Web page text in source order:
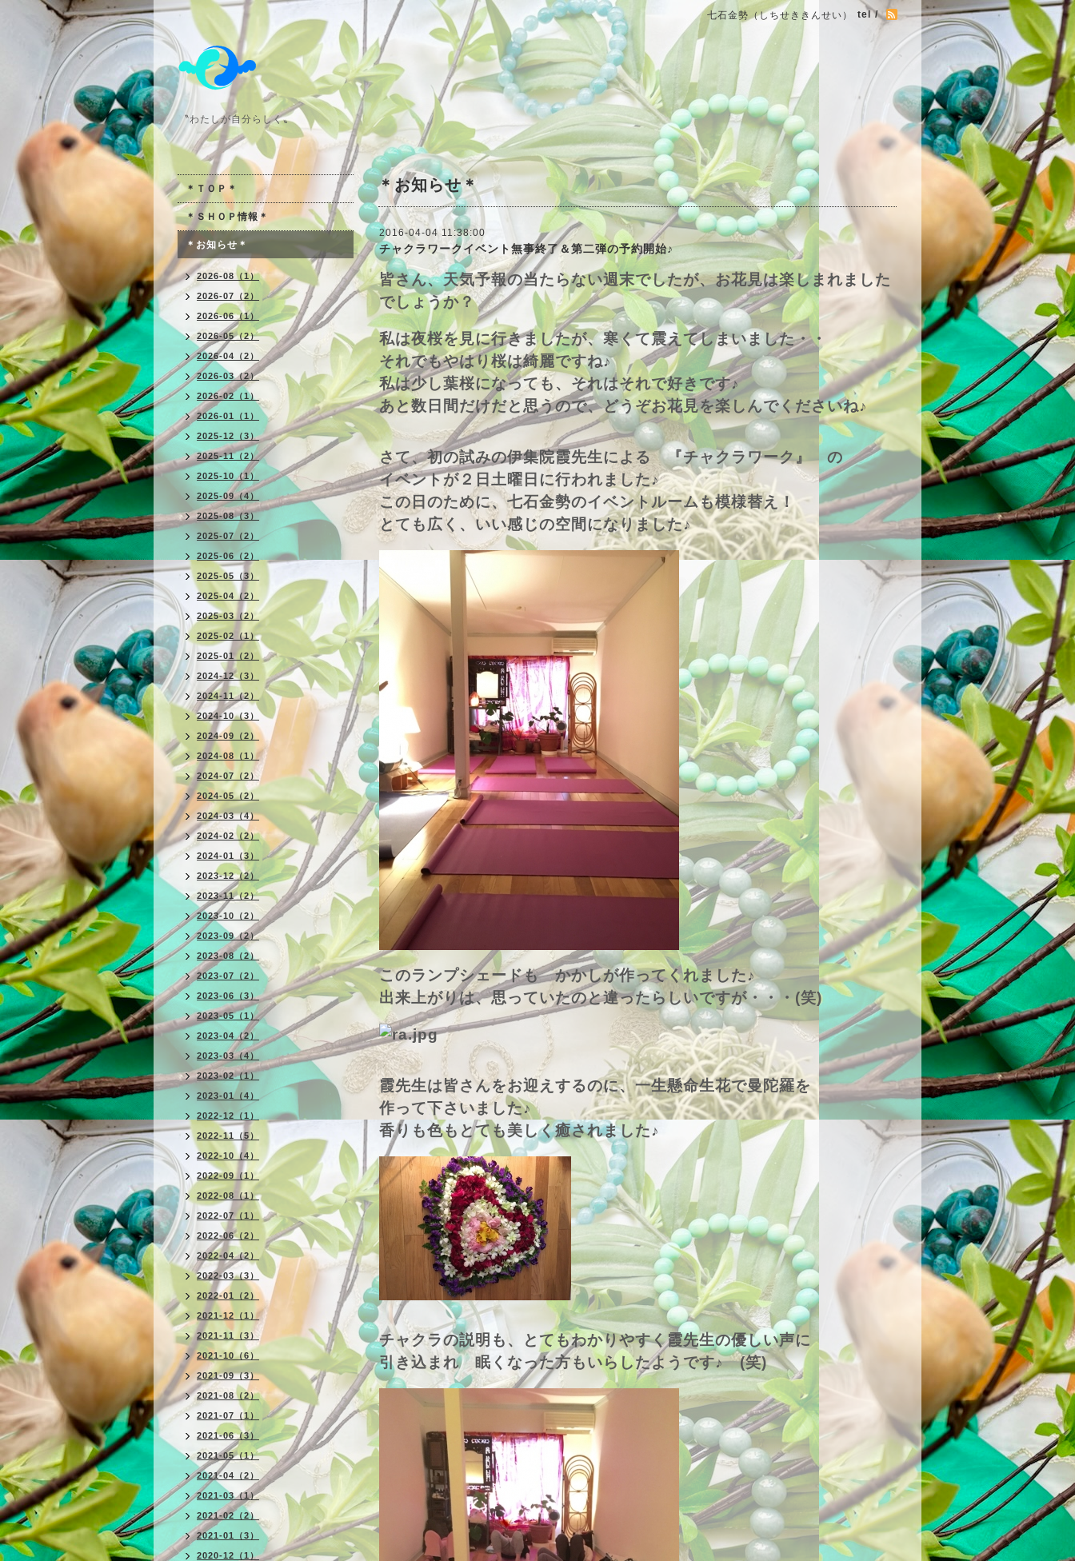
七石金勢（しちせききんせい） tel /
〝わたしが自分らしく〟
＊お知らせ＊
2016-04-04 11:38:00
チャクラワークイベント無事終了＆第二弾の予約開始♪
皆さん、天気予報の当たらない週末でしたが、お花見は楽しまれました
でしょうか？
私は夜桜を見に行きましたが、寒くて震えてしまいました・・
それでもやはり桜は綺麗ですね♪
私は少し葉桜になっても、それはそれで好きです♪
あと数日間だけだと思うので、どうぞお花見を楽しんでくださいね♪
さて、初の試みの伊集院霞先生による 『チャクラワーク』 の
イベントが２日土曜日に行われました♪
この日のために、七石金勢のイベントルームも模様替え！
とても広く、いい感じの空間になりました♪
このランプシェードもかかしが作ってくれました♪
出来上がりは、思っていたのと違ったらしいですが・・・(笑)
霞先生は皆さんをお迎えするのに、一生懸命生花で曼陀羅を
作って下さいました♪
香りも色もとても美しく癒されました♪
チャクラの説明も、とてもわかりやすく霞先生の優しい声に
引き込まれ 眠くなった方もいらしたようです♪ (笑)
＊ＴＯＰ＊
＊ＳＨＯＰ情報＊
＊お知らせ＊
2026-08（1）
2026-07（2）
2026-06（1）
2026-05（2）
2026-04（2）
2026-03（2）
2026-02（1）
2026-01（1）
2025-12（3）
2025-11（2）
2025-10（1）
2025-09（4）
2025-08（3）
2025-07（2）
2025-06（2）
2025-05（3）
2025-04（2）
2025-03（2）
2025-02（1）
2025-01（2）
2024-12（3）
2024-11（2）
2024-10（3）
2024-09（2）
2024-08（1）
2024-07（2）
2024-05（2）
2024-03（4）
2024-02（2）
2024-01（3）
2023-12（2）
2023-11（2）
2023-10（2）
2023-09（2）
2023-08（2）
2023-07（2）
2023-06（3）
2023-05（1）
2023-04（2）
2023-03（4）
2023-02（1）
2023-01（4）
2022-12（1）
2022-11（5）
2022-10（4）
2022-09（1）
2022-08（1）
2022-07（1）
2022-06（2）
2022-04（2）
2022-03（3）
2022-01（2）
2021-12（1）
2021-11（3）
2021-10（6）
2021-09（3）
2021-08（2）
2021-07（1）
2021-06（3）
2021-05（1）
2021-04（2）
2021-03（1）
2021-02（2）
2021-01（3）
2020-12（1）